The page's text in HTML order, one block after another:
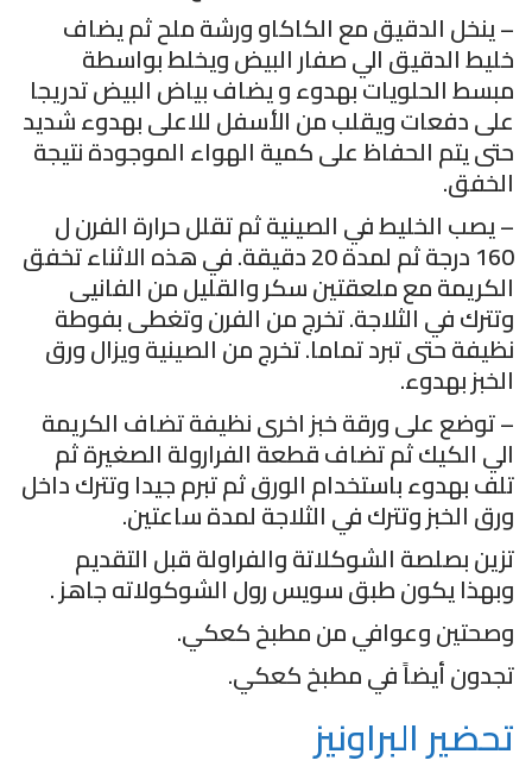
– ينخل الدقيق مع الكاكاو ورشة ملح ثم يضاف
خليط الدقيق الي صفار البيض ويخلط بواسطة
مبسط الحلويات بهدوء و يضاف بياض البيض تدريجا
على دفعات ويقلب من الأسفل للاعلى بهدوء شديد
حتى يتم الحفاظ على كمية الهواء الموجودة نتيجة
الخفق.
– يصب الخليط في الصينية ثم تقلل حرارة الفرن ل
160 درجة ثم لمدة 20 دقيقة. في هذه الاثناء تخفق
الكريمة مع ملعقتين سكر والقليل من الفانيى
وتترك في الثلاجة. تخرج من الفرن وتغطى بفوطة
نظيفة حتى تبرد تماما. تخرج من الصينية ويزال ورق
الخبز بهدوء.
– توضع على ورقة خبز اخرى نظيفة تضاف الكريمة
الي الكيك ثم تضاف قطعة الفرارولة الصغيرة ثم
تلف بهدوء باستخدام الورق ثم تبرم جيدا وتترك داخل
ورق الخبز وتترك في الثلاجة لمدة ساعتين.
تزين بصلصة الشوكلاتة والفراولة قبل التقديم
وبهذا يكون طبق سويس رول الشوكولاته جاهز .
وصحتين وعوافي من مطبخ كعكي.
تجدون أيضاً في مطبخ كعكي.
تحضير البراونيز